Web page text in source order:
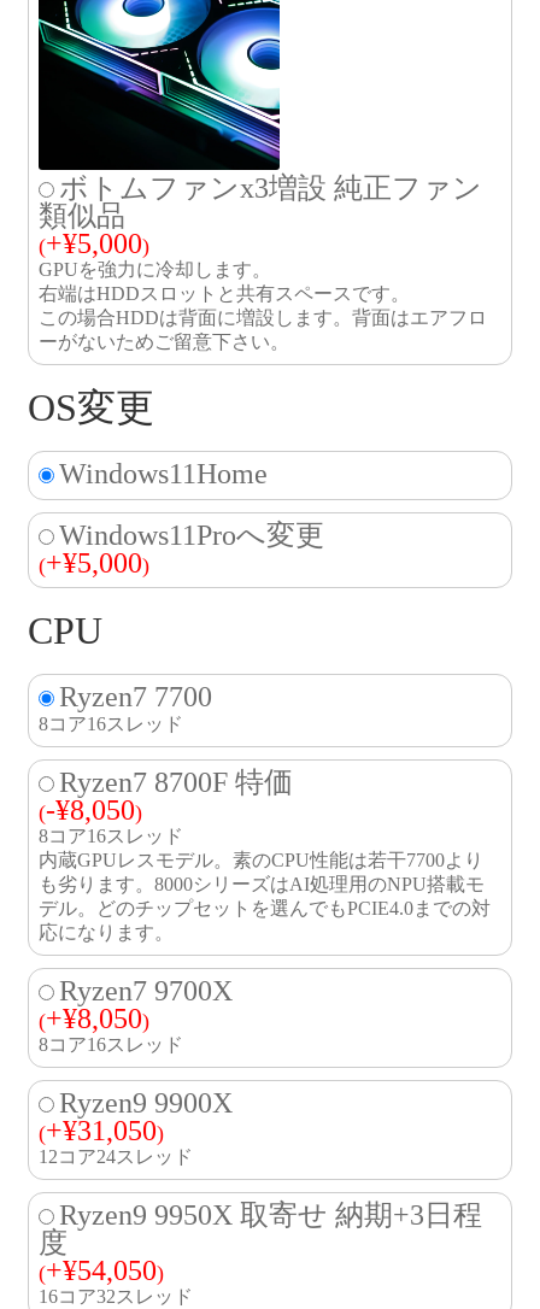
ボトムファンx3増設 純正ファン
類似品
(+¥5,000)
GPUを強力に冷却します。
右端はHDDスロットと共有スペースです。
この場合HDDは背面に増設します。背面はエアフロ
ーがないためご留意下さい。
OS変更
Windows11Home
Windows11Proへ変更
(+¥5,000)
CPU
Ryzen7 7700
8コア16スレッド
Ryzen7 8700F 特価
(-¥8,050)
8コア16スレッド
内蔵GPUレスモデル。素のCPU性能は若干7700より
も劣ります。8000シリーズはAI処理用のNPU搭載モ
デル。どのチップセットを選んでもPCIE4.0までの対
応になります。
Ryzen7 9700X
(+¥8,050)
8コア16スレッド
Ryzen9 9900X
(+¥31,050)
12コア24スレッド
Ryzen9 9950X 取寄せ 納期+3日程
度
(+¥54,050)
16コア32スレッド